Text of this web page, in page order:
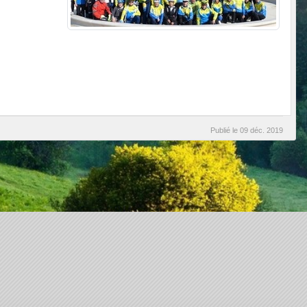
Publié le 09 déc. 2019